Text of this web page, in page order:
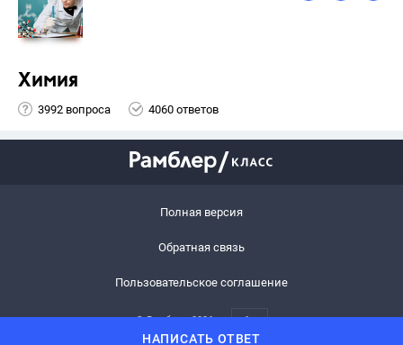
НАПИСАТЬ ОТВЕТ
Химия
3992 вопроса 4060 ответов
Полная версия
Обратная связь
Пользовательское соглашение
© Рамблер,2026 6+